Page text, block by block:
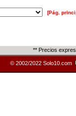
[Pág.
** Precios
© 2002/2022 Solo10.com